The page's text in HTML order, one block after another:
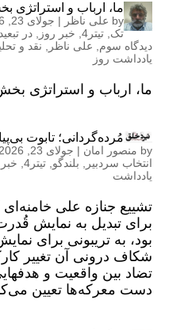
ما، ارباب و استراتژی بخش 6
by علی ناظر | جولای 23, 2026 1:36 ب.ظ
تک تیتر4 , خبر روز در تبعید
دیدگاه سوم
علی ناظر نقد و
یادداشت روز
ما، ارباب و استراتژی بخش 6
مُرده‌گردانی؛ تابوت
by منصور امان | جولای 23, 2026 1:19 ب.ظ
انتخاب سردبیر
بلندگو تیتر4 ,
یادداشت
تشییع جنازه علی خامنه‌ای
برای تبدیل به نمایش
بود، به تریبونی برای
شکاف درونی آن تغییر
تضاد بین واقعیت و
دست معرکه‌ها تعیین